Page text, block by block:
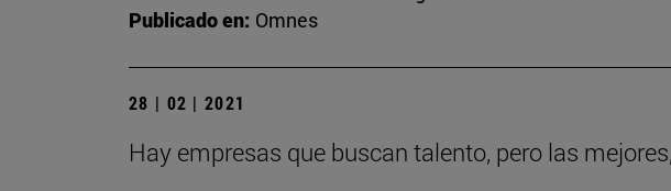
Publicado en: Omnes
28 | 02 | 2021
Hay empresas que buscan talento, pero las